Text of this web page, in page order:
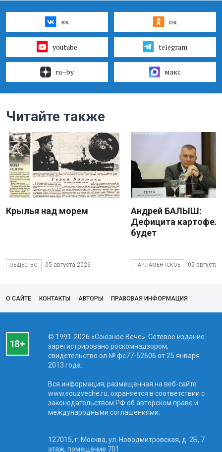
вк ок
youtube telegram
ru–by макс
Читайте также
Крылья над морем
ОБЩЕСТВО 05 августа 2026
Андрей БАЛЫШ:
Дефицита
будет
ПАРЛАМЕНТСКОЕ 05 августа
О САЙТЕ КОНТАКТЫ АВТОРЫ ПРАВОВАЯ ИНФОРМАЦИЯ
© 1991-2026 «Союзное Вече». Сетевое издание
зарегистрировано роскомнадзором,
свидетельство эл № фc77-52606 от 25 января
2013 года.
Вся информация, размещенная на веб-сайте
www.souzveche.ru, охраняется в соответствии с
законодательством РФ об авторском праве и
международными соглашениями.
127015, г. Москва, ул. Новодмитровская, д. 2Б, 7
этаж, помещение 701